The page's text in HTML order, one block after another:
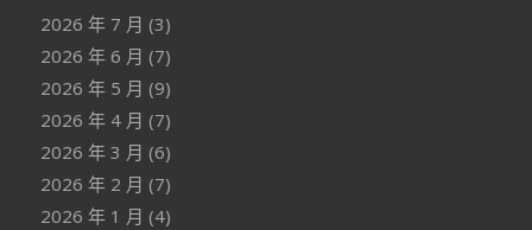
2026 年 7 月 (3)
2026 年 6 月 (7)
2026 年 5 月 (9)
2026 年 4 月 (7)
2026 年 3 月 (6)
2026 年 2 月 (7)
2026 年 1 月 (4)